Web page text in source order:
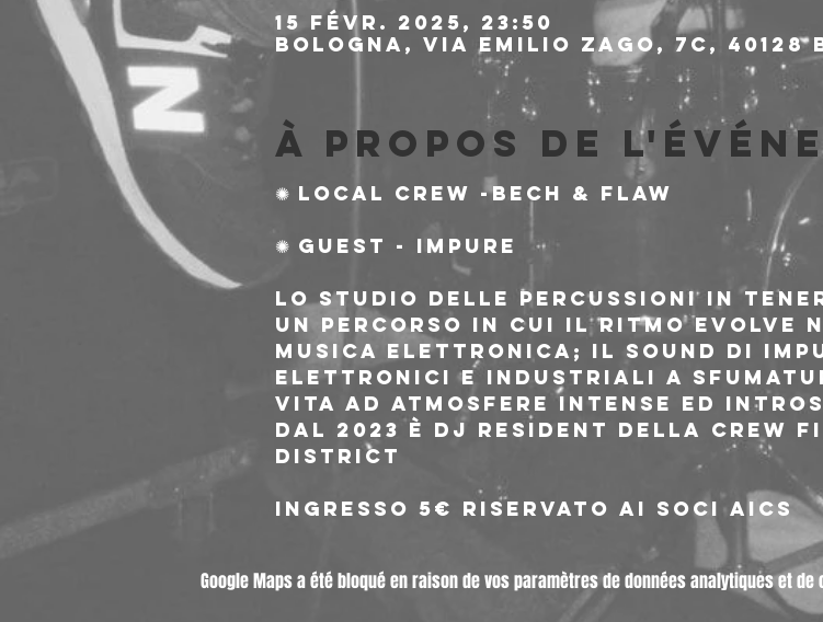
15 févr. 2025, 23:50
Bologna, Via Emilio Zago, 7c,
À propos de
✺ local crew -Bech & Flaw
✺ Guest - Impure
Lo studio delle percussioni in
un percorso in cui il ritmo evolve
musica elettronica; il sound di
elettronici e industriali a
vita ad atmosfere intense ed
Dal 2023 è DJ resident della crew
District
Ingresso 5€ riservato ai soci AICS
Google Maps a été bloqué en raison de vos paramètres de données analytiques et